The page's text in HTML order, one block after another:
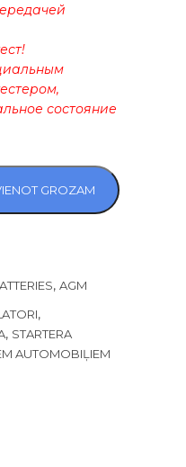
состояние
GROZAM
, AGM
,
, STARTERA
AUTOMOBIĻIEM